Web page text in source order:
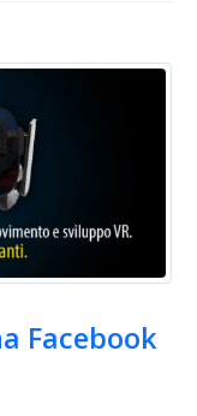
Facebook